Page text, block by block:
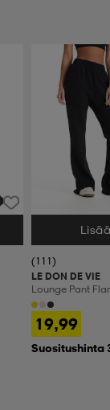
Valitse Koko
(111)
LE DON DE VIE
Lounge Pant
19,99
Suositushinta